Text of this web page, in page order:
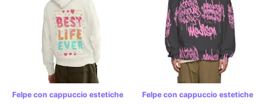
Felpe con cappuccio estetiche Felpe con cappuccio estetiche